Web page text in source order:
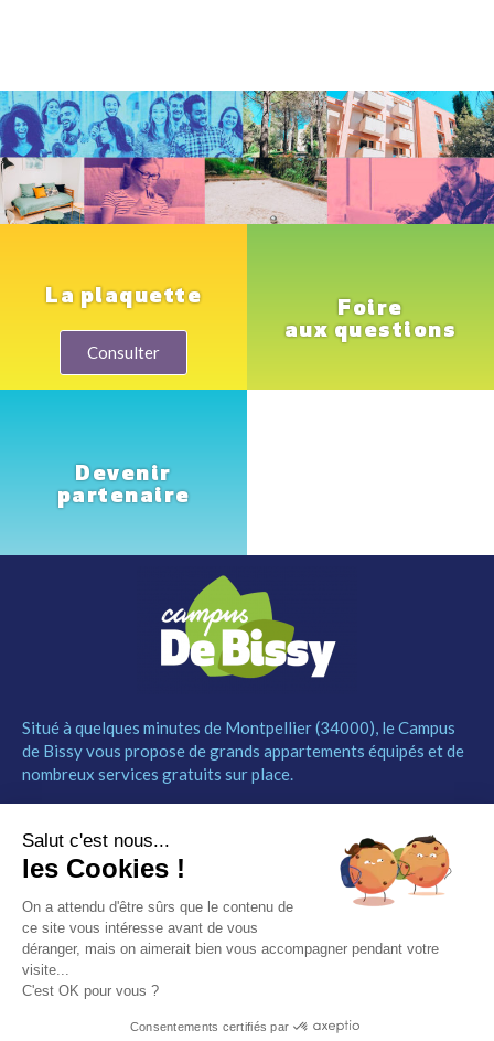
La plaquette
Consulter
Foire
aux questions
Devenir
partenaire
Situé à quelques minutes de Montpellier (34000), le Campus
de Bissy vous propose de grands appartements équipés et de
nombreux services gratuits sur place.
Le Campus
Les studios
Les services
Comment réserver
Contact
Partenaires
Mentions légales
contact@campusdebissy34.com
Route de Ganges 34980
Saint-Clément-de-Rivière
Salut c'est nous...
les Cookies !
On a attendu d'être sûrs que le contenu de
ce site vous intéresse avant de vous
déranger, mais on aimerait bien vous accompagner pendant votre
visite...
C'est OK pour vous ?
Consentements certifiés par